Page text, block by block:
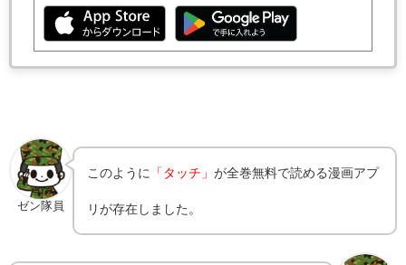
ゼン隊員
このように 「タッチ」が全巻無料で読める漫画アプ
リが存在しました。